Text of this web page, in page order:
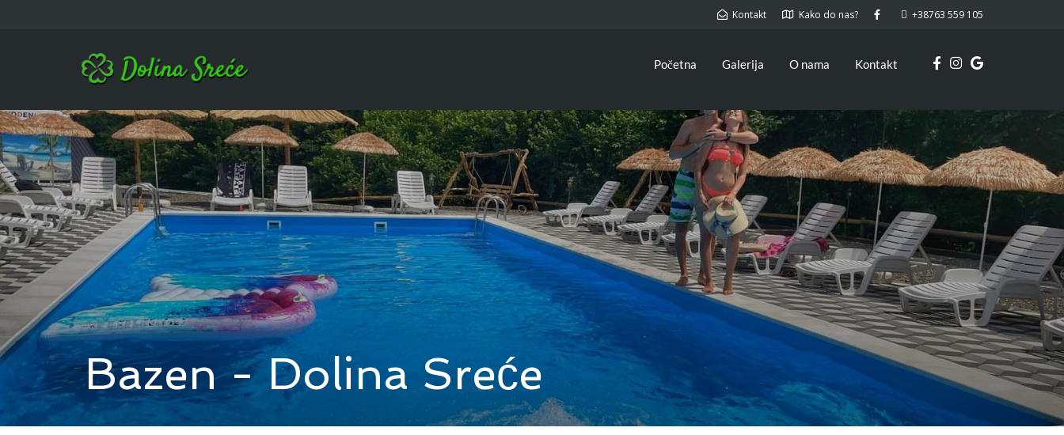
Kontakt Kako do nas? +38763 559 105
Početna Galerija O nama Kontakt
Bazen - Dolina Sreće